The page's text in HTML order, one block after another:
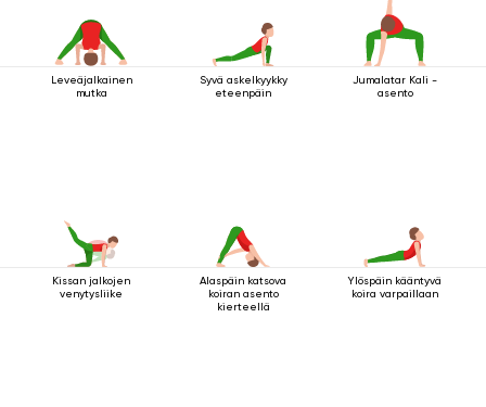
Leveäjalkainen
mutka
Syvä askelkyykky
eteenpäin
Jumalatar Kali -
asento
Kissan jalkojen
venytysliike
Alaspäin katsova
koiran asento
kierteellä
Ylöspäin kääntyvä
koira varpaillaan